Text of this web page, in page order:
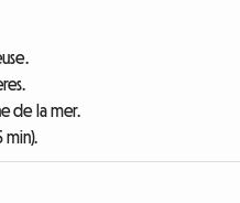
de la mer.
min).